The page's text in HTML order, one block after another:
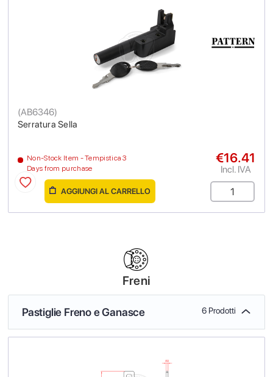
Serratura Sella
(AB6346)
Non-Stock Item - Tempistica 3
Days from purchase
€16.41
Incl. IVA
AGGIUNGI AL CARRELLO
Freni
Pastiglie Freno e Ganasce 6 Prodotti